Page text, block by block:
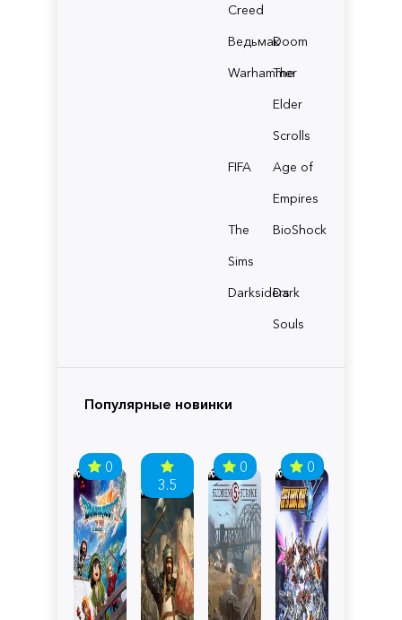
Creed
ВедьмакDoom
Warhammer
The
Elder
Scrolls
FIFA
Age of
Empires
The
Sims
BioShock
Darksiders
Dark
Souls
Популярные новинки
0
3.5
0 0